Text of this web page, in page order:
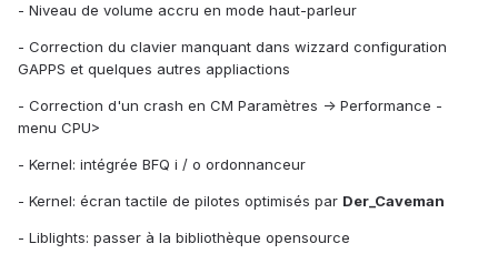
- Niveau de volume accru en mode haut-parleur
- Correction du clavier manquant dans wizzard configuration
GAPPS et quelques autres appliactions
- Correction d'un crash en CM Paramètres -> Performance -
menu CPU>
- Kernel: intégrée BFQ i / o ordonnanceur
- Kernel: écran tactile de pilotes optimisés par Der_Caveman
- Liblights: passer à la bibliothèque opensource